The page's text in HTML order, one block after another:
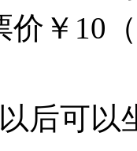
价￥10
后可以